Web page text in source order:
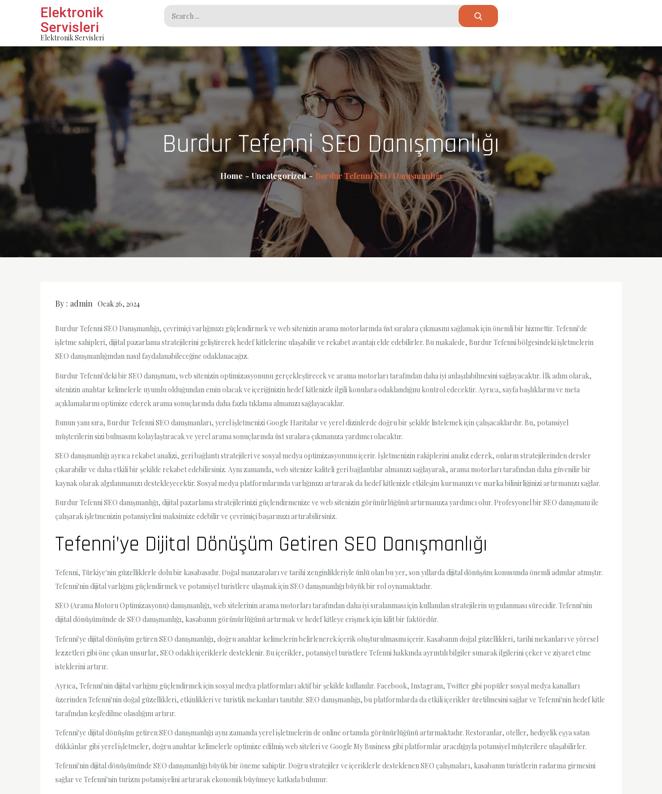
Elektronik
Servisleri
Elektronik Servisleri
Search
for:
Burdur Tefenni SEO Danışmanlığı
Home Uncategorized Burdur Tefenni SEO Danışmanlığı
By : admin Ocak 26, 2024
Burdur Tefenni SEO Danışmanlığı, çevrimiçi varlığınızı güçlendirmek ve web sitenizin arama motorlarında üst sıralara çıkmasını sağlamak için önemli bir hizmettir. Tefenni'de
işletme sahipleri, dijital pazarlama stratejilerini geliştirerek hedef kitlelerine ulaşabilir ve rekabet avantajı elde edebilirler. Bu makalede, Burdur Tefenni bölgesindeki işletmelerin
SEO danışmanlığından nasıl faydalanabileceğine odaklanacağız.
Burdur Tefenni'deki bir SEO danışmanı, web sitenizin optimizasyonunu gerçekleştirecek ve arama motorları tarafından daha iyi anlaşılabilmesini sağlayacaktır. İlk adım olarak,
sitenizin anahtar kelimelerle uyumlu olduğundan emin olacak ve içeriğinizin hedef kitlenizle ilgili konulara odaklandığını kontrol edecektir. Ayrıca, sayfa başlıklarını ve meta
açıklamalarını optimize ederek arama sonuçlarında daha fazla tıklama almanızı sağlayacaklar.
Bunun yanı sıra, Burdur Tefenni SEO danışmanları, yerel işletmenizi Google Haritalar ve yerel dizinlerde doğru bir şekilde listelemek için çalışacaklardır. Bu, potansiyel
müşterilerin sizi bulmasını kolaylaştıracak ve yerel arama sonuçlarında üst sıralara çıkmanıza yardımcı olacaktır.
SEO danışmanlığı ayrıca rekabet analizi, geri bağlantı stratejileri ve sosyal medya optimizasyonunu içerir. İşletmenizin rakiplerini analiz ederek, onların stratejilerinden dersler
çıkarabilir ve daha etkili bir şekilde rekabet edebilirsiniz. Aynı zamanda, web sitenize kaliteli geri bağlantılar almanızı sağlayarak, arama motorları tarafından daha güvenilir bir
kaynak olarak algılanmanızı destekleyecektir. Sosyal medya platformlarında varlığınızı artırarak da hedef kitlenizle etkileşim kurmanızı ve marka bilinirliğinizi artırmanızı sağlar.
Burdur Tefenni SEO danışmanlığı, dijital pazarlama stratejilerinizi güçlendirmenize ve web sitenizin görünürlüğünü artırmanıza yardımcı olur. Profesyonel bir SEO danışmanı ile
çalışarak işletmenizin potansiyelini maksimize edebilir ve çevrimiçi başarınızı artırabilirsiniz.
Tefenni’ye Dijital Dönüşüm Getiren SEO Danışmanlığı
Tefenni, Türkiye'nin güzelliklerle dolu bir kasabasıdır. Doğal manzaraları ve tarihi zenginlikleriyle ünlü olan bu yer, son yıllarda dijital dönüşüm konusunda önemli adımlar atmıştır.
Tefenni'nin dijital varlığını güçlendirmek ve potansiyel turistlere ulaşmak için SEO danışmanlığı büyük bir rol oynamaktadır.
SEO (Arama Motoru Optimizasyonu) danışmanlığı, web sitelerinin arama motorları tarafından daha iyi sıralanması için kullanılan stratejilerin uygulanması sürecidir. Tefenni'nin
dijital dönüşümünde de SEO danışmanlığı, kasabanın görünürlüğünü artırmak ve hedef kitleye erişmek için kilit bir faktördür.
Tefenni'ye dijital dönüşüm getiren SEO danışmanlığı, doğru anahtar kelimelerin belirlenerek içerik oluşturulmasını içerir. Kasabanın doğal güzellikleri, tarihi mekanları ve yöresel
lezzetleri gibi öne çıkan unsurlar, SEO odaklı içeriklerle desteklenir. Bu içerikler, potansiyel turistlere Tefenni hakkında ayrıntılı bilgiler sunarak ilgilerini çeker ve ziyaret etme
isteklerini artırır.
Ayrıca, Tefenni'nin dijital varlığını güçlendirmek için sosyal medya platformları aktif bir şekilde kullanılır. Facebook, Instagram, Twitter gibi popüler sosyal medya kanalları
üzerinden Tefenni'nin doğal güzellikleri, etkinlikleri ve turistik mekanları tanıtılır. SEO danışmanlığı, bu platformlarda da etkili içerikler üretilmesini sağlar ve Tefenni'nin hedef kitle
tarafından keşfedilme olasılığını artırır.
Tefenni'ye dijital dönüşüm getiren SEO danışmanlığı aynı zamanda yerel işletmelerin de online ortamda görünürlüğünü artırmaktadır. Restoranlar, oteller, hediyelik eşya satan
dükkânlar gibi yerel işletmeler, doğru anahtar kelimelerle optimize edilmiş web siteleri ve Google My Business gibi platformlar aracılığıyla potansiyel müşterilere ulaşabilirler.
Tefenni'nin dijital dönüşümünde SEO danışmanlığı büyük bir öneme sahiptir. Doğru stratejiler ve içeriklerle desteklenen SEO çalışmaları, kasabanın turistlerin radarına girmesini
sağlar ve Tefenni'nin turizm potansiyelini artırarak ekonomik büyümeye katkıda bulunur.